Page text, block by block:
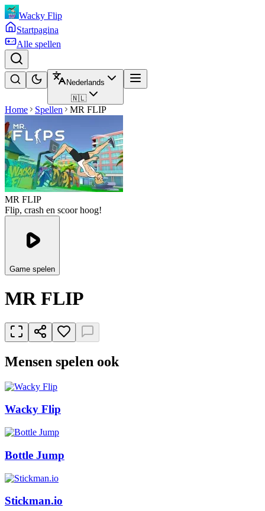
Wacky Flip
Startpagina
Alle spellen
Nederlands
🇳🇱
Home Spellen MR FLIP
MR FLIP
Flip, crash en scoor hoog!
Game spelen
MR FLIP
Mensen spelen ook
Wacky Flip
Bottle Jump
Stickman.io